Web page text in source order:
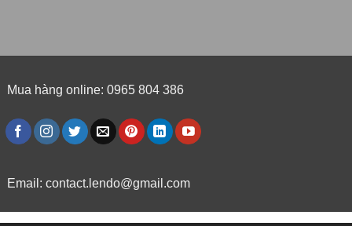
Mua hàng online: 0965 804 386
Email: contact.lendo@gmail.com